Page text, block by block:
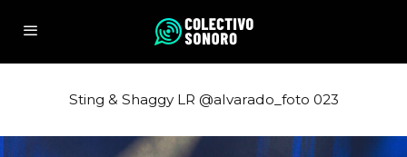
Sting & Shaggy LR @alvarado_foto 023